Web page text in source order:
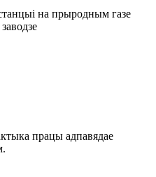
на прыродным газе
працы адпавядае